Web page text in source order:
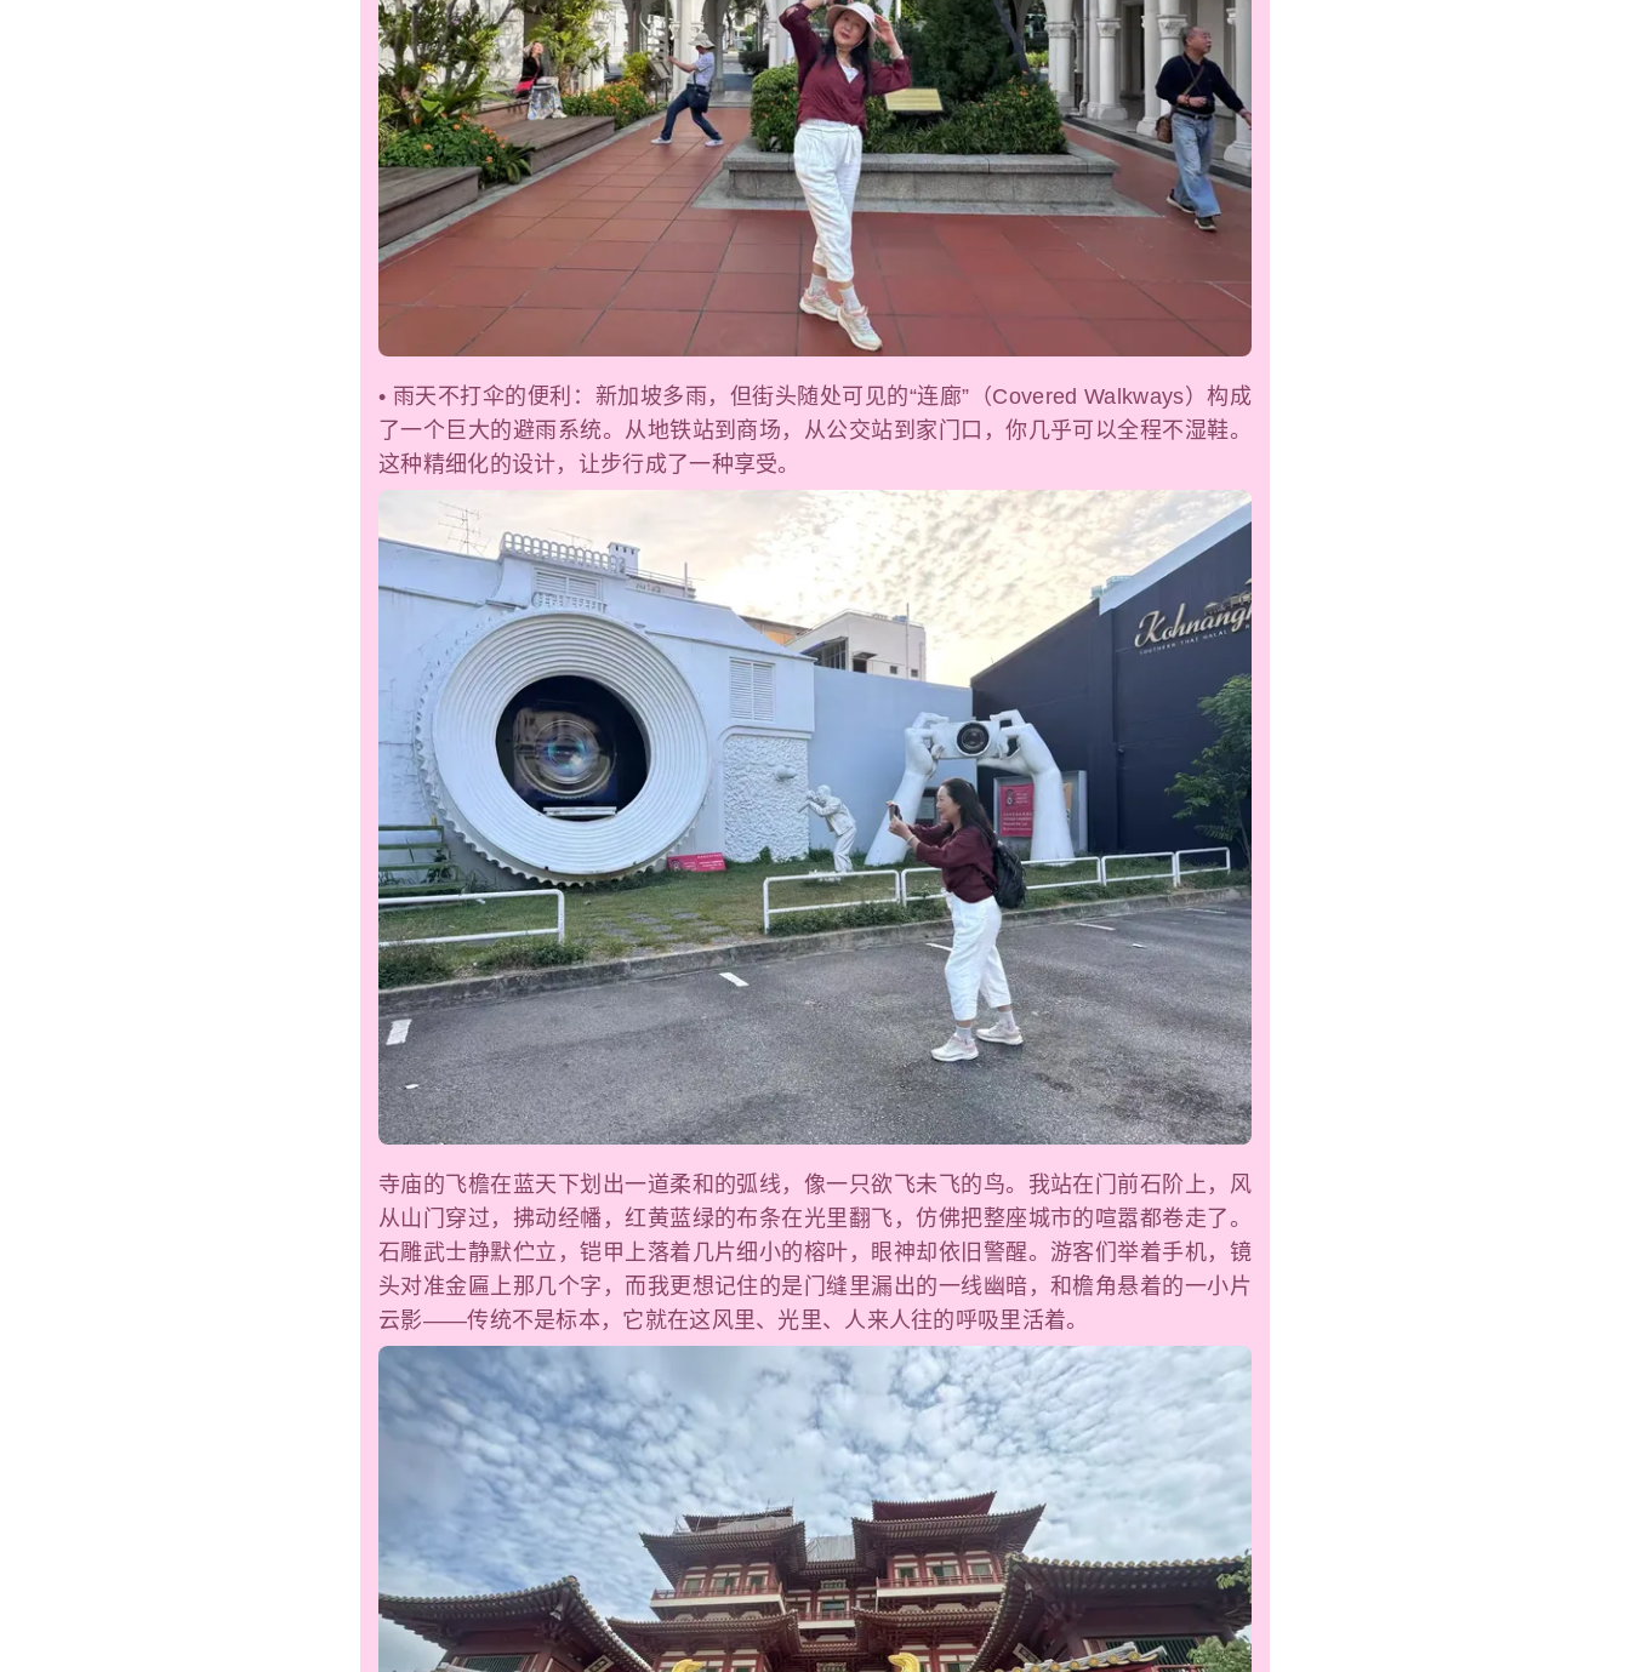
• 雨天不打伞的便利：新加坡多雨，但街头随处可见的“连廊”（Covered Walkways）构成
了一个巨大的避雨系统。从地铁站到商场，从公交站到家门口，你几乎可以全程不湿鞋。
这种精细化的设计，让步行成了一种享受。
寺庙的飞檐在蓝天下划出一道柔和的弧线，像一只欲飞未飞的鸟。我站在门前石阶上，风
从山门穿过，拂动经幡，红黄蓝绿的布条在光里翻飞，仿佛把整座城市的喧嚣都卷走了。
石雕武士静默伫立，铠甲上落着几片细小的榕叶，眼神却依旧警醒。游客们举着手机，镜
头对准金匾上那几个字，而我更想记住的是门缝里漏出的一线幽暗，和檐角悬着的一小片
云影——传统不是标本，它就在这风里、光里、人来人往的呼吸里活着。